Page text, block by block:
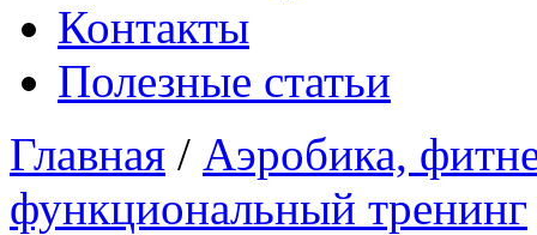
Контакты
Полезные статьи
Главная / Аэробика,
функциональный тренинг